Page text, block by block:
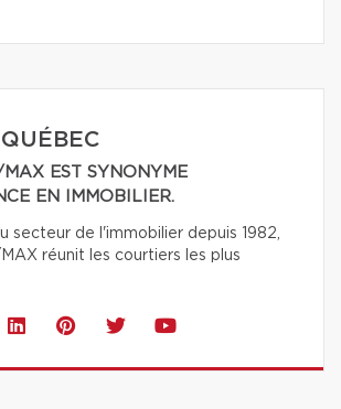
EST SYNONYME
EN IMMOBILIER.
secteur de l'immobilier depuis 1982,
réunit les courtiers les plus